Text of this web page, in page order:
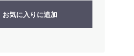
お気に入りに追加